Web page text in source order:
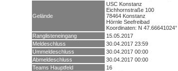
Gelände
USC Konstanz
Eichhornstraße 100
78464 Konstanz
Hörnle Seefreibad
Koordinaten: N
Ranglisteneingang
15.05.2017
Meldeschluss
30.04.2017 23:59
Ummeldeschluss
30.04.2017 00:00
Abmeldeschluss
30.04.2017 00:00
Teams Hauptfeld
16